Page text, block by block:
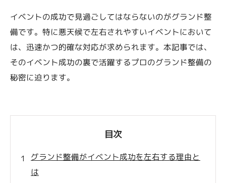
イベントの成功で見過ごしてはならないのがグランド整
備です。特に悪天候で左右されやすいイベントにおいて
は、迅速かつ的確な対応が求められます。本記事では、
そのイベント成功の裏で活躍するプロのグランド整備の
秘密に迫ります。
目次
グランド整備がイベント成功を左右する理由と
は